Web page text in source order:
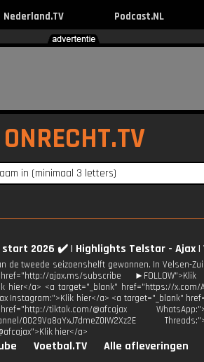
Nederland.TV Podcast.NL
ONRECHT.TV
start 2026 ✔️ | Highlights Telstar - Ajax
de tweede seizoenshelft gewonnen. In Velsen-
ajax.ms/subscribe
hier</a> <a target="_blank" href="https://x.com/
Instagram:">Klik hier</a> <a target="_blank"
tiktok.com/@afcajax
channel/
hier</a>
Voetbal.TV Alle afleveringen